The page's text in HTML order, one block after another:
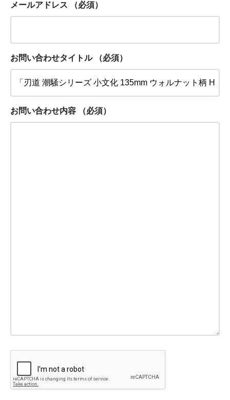
メールアドレス （必須）
お問い合わせタイトル （必須）
お問い合わせ内容 （必須）